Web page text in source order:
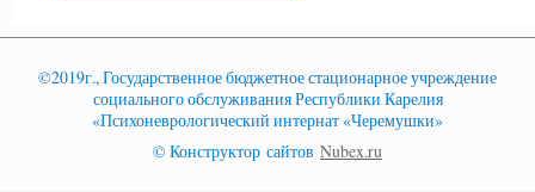
©2019г., Государственное бюджетное стационарное учреждение
социального обслуживания Республики Карелия
«Психоневрологический интернат «Черемушки»
© Конструктор сайтов Nubex.ru